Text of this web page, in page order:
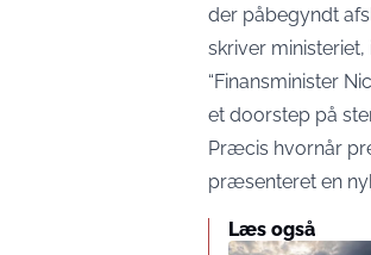
der påbegyndt
skriver
“Finansminister
et doorstep på
Præcis hvornår
præsenteret en
Læs også